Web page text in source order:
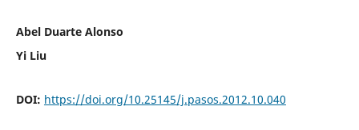
Abel Duarte Alonso
Yi Liu
DOI: https://doi.org/10.25145/j.pasos.2012.10.040